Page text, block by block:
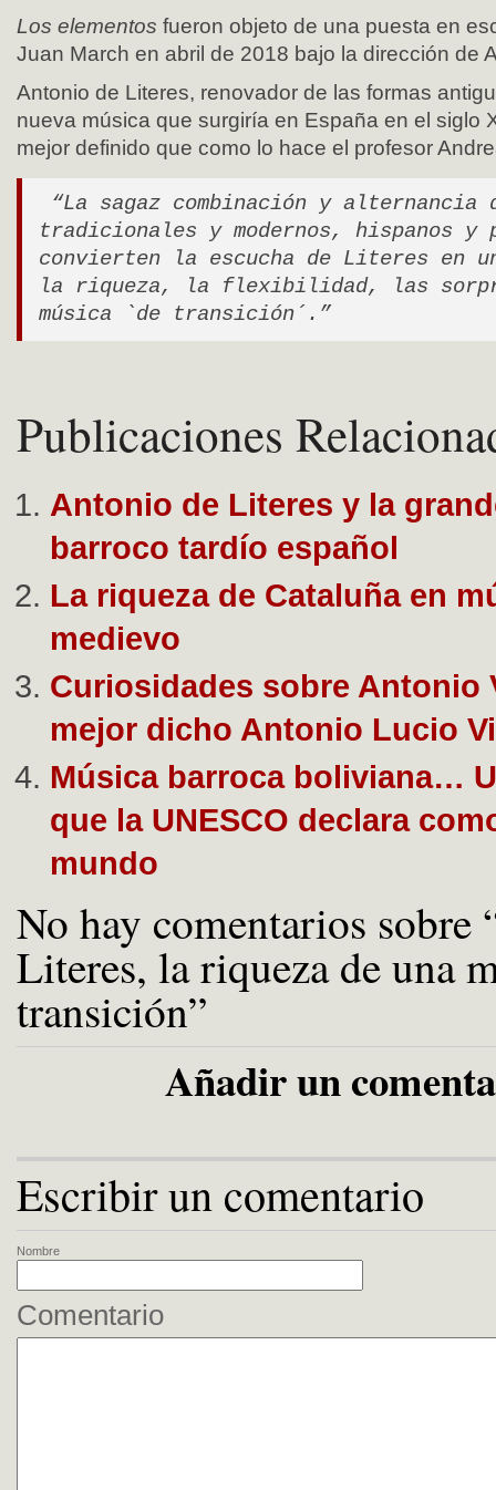
Los elementos fueron objeto de una puesta en
Juan March en abril de 2018 bajo la dirección de
Antonio de Literes, renovador de las formas
nueva música que surgiría en España en el siglo
mejor definido que como lo hace el profesor
“La sagaz combinación y alternancia
tradicionales y modernos, hispanos y
convierten la escucha de Literes en
la riqueza, la flexibilidad, las
música `de transición´.”
Publicaciones
Antonio de Literes y la
barroco tardío español
La riqueza de Cataluña en
medievo
Curiosidades sobre Antonio
mejor dicho Antonio Lucio
Música barroca boliviana…
que la UNESCO declara
mundo
No hay comentarios sobre
Literes, la riqueza de una
transición”
Añadir un
Escribir un comentario
Nombre
Comentario